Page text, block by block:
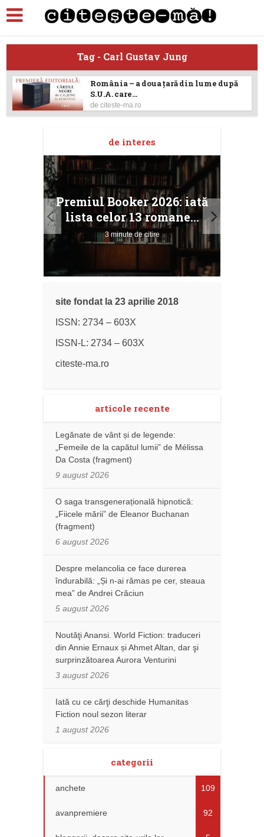
Tag - Carl Gustav Jung
România – a doua țară din lume după
S.U.A. care...
deciteste-ma.ro
de interes
Premiul Booker 2026: iată
lista celor 13 romane...
3 minute de citire
site fondat la 23 aprilie 2018
ISSN: 2734 – 603X
ISSN-L: 2734 – 603X
citeste-ma.ro
articole recente
Legănate de vânt și de legende:
„Femeile de la capătul lumii” de Mélissa
Da Costa (fragment)
9 august 2026
O saga transgenerațională hipnotică:
„Fiicele mării” de Eleanor Buchanan
(fragment)
6 august 2026
Despre melancolia ce face durerea
îndurabilă: „Și n-ai rămas pe cer, steaua
mea” de Andrei Crăciun
5 august 2026
Noutăţi Anansi. World Fiction: traduceri
din Annie Ernaux și Ahmet Altan, dar şi
surprinzătoarea Aurora Venturini
3 august 2026
Iată cu ce cărţi deschide Humanitas
Fiction noul sezon literar
1 august 2026
categorii
anchete 109
avanpremiere 92